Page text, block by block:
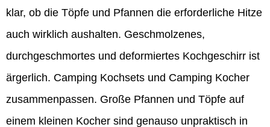
klar, ob die Töpfe und Pfannen die erforderliche Hitze
auch wirklich aushalten. Geschmolzenes,
durchgeschmortes und deformiertes Kochgeschirr ist
ärgerlich. Camping Kochsets und Camping Kocher
zusammenpassen. Große Pfannen und Töpfe auf
einem kleinen Kocher sind genauso unpraktisch in